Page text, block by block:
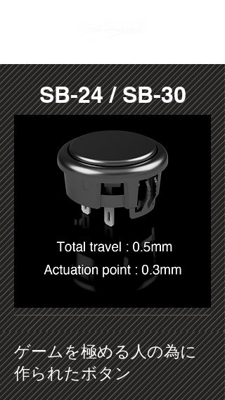
SB-24 / SB-30
ゲームを極める人の為に
作られたボタン